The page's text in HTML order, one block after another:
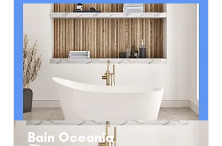
Bain Oceania